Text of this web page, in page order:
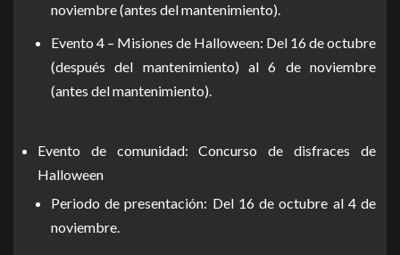
noviembre (antes del mantenimiento).
Evento 4 – Misiones de Halloween: Del 16 de octubre
(después del mantenimiento) al 6 de noviembre
(antes del mantenimiento).
Evento de comunidad: Concurso de disfraces de
Halloween
Periodo de presentación: Del 16 de octubre al 4 de
noviembre.